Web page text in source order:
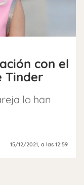
con el
Tinder
lo han
15/12/2021, a las 12:59